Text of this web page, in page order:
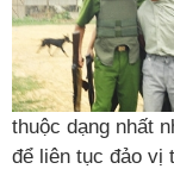
thuộc dạng nhất
để liên tục đảo vị